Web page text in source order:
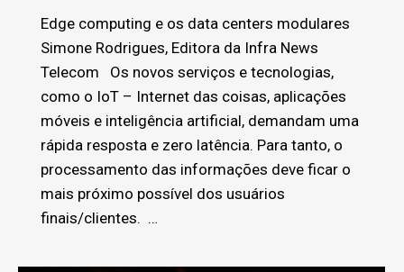
Edge computing e os data centers modulares
Simone Rodrigues, Editora da Infra News
Telecom Os novos serviços e tecnologias,
como o IoT – Internet das coisas, aplicações
móveis e inteligência artificial, demandam uma
rápida resposta e zero latência. Para tanto, o
processamento das informações deve ficar o
mais próximo possível dos usuários
finais/clientes. …